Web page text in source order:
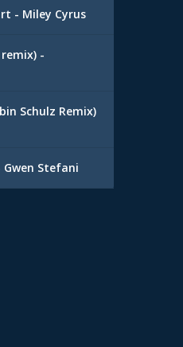
- Miley Cyrus
-
Schulz Remix)
Stefani